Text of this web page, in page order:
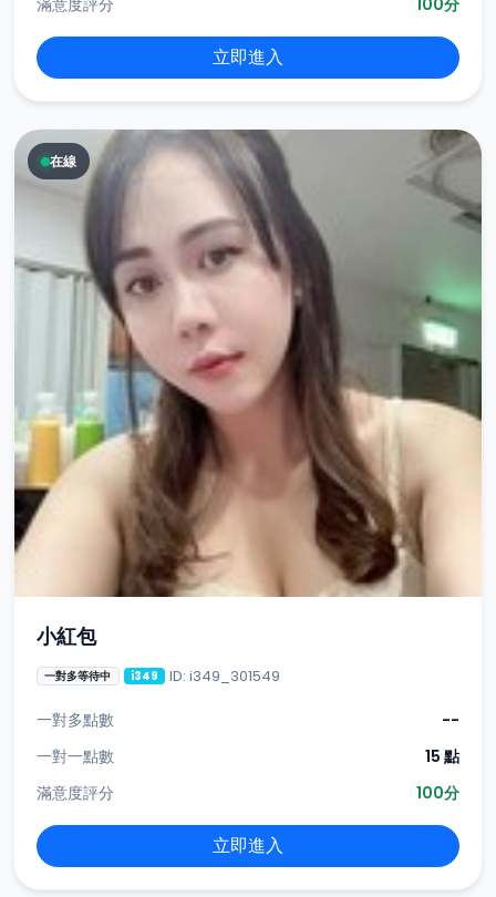
滿意度評分 100分
立即進入
在線
小紅包
一對多等待中 i349 ID: i349_301549
一對多點數
--
一對一點數
15 點
滿意度評分
100分
立即進入